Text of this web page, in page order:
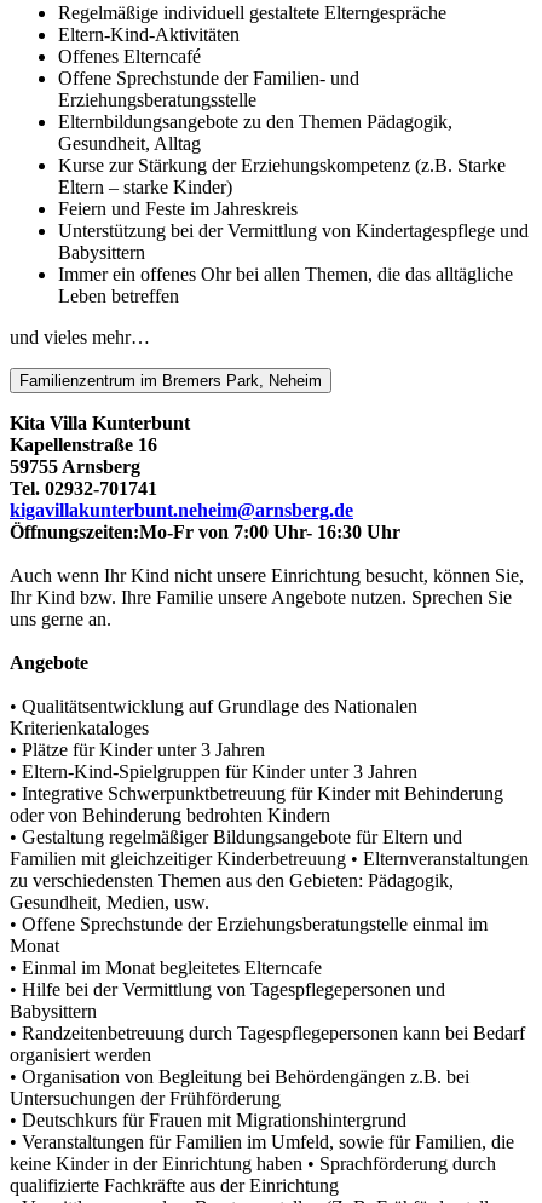
Regelmäßige individuell gestaltete Elterngespräche
Eltern-Kind-Aktivitäten
Offenes Elterncafé
Offene Sprechstunde der Familien- und
Erziehungsberatungsstelle
Elternbildungsangebote zu den Themen Pädagogik,
Gesundheit, Alltag
Kurse zur Stärkung der Erziehungskompetenz (z.B. Starke
Eltern – starke Kinder)
Feiern und Feste im Jahreskreis
Unterstützung bei der Vermittlung von Kindertagespflege und
Babysittern
Immer ein offenes Ohr bei allen Themen, die das alltägliche
Leben betreffen
und vieles mehr…
Familienzentrum im Bremers Park, Neheim
Kita Villa Kunterbunt
Kapellenstraße 16
59755 Arnsberg
Tel. 02932-701741
kigavillakunterbunt.neheim@​arnsberg.de
Öffnungszeiten:Mo-Fr von 7:00 Uhr- 16:30 Uhr
Auch wenn Ihr Kind nicht unsere Einrichtung besucht, können Sie,
Ihr Kind bzw. Ihre Familie unsere Angebote nutzen. Sprechen Sie
uns gerne an.
Angebote
• Qualitätsentwicklung auf Grundlage des Nationalen
Kriterienkataloges
• Plätze für Kinder unter 3 Jahren
• Eltern-Kind-Spielgruppen für Kinder unter 3 Jahren
• Integrative Schwerpunktbetreuung für Kinder mit Behinderung
oder von Behinderung bedrohten Kindern
• Gestaltung regelmäßiger Bildungsangebote für Eltern und
Familien mit gleichzeitiger Kinderbetreuung • Elternveranstaltungen
zu verschiedensten Themen aus den Gebieten: Pädagogik,
Gesundheit, Medien, usw.
• Offene Sprechstunde der Erziehungsberatungstelle einmal im
Monat
• Einmal im Monat begleitetes Elterncafe
• Hilfe bei der Vermittlung von Tagespflegepersonen und
Babysittern
• Randzeitenbetreuung durch Tagespflegepersonen kann bei Bedarf
organisiert werden
• Organisation von Begleitung bei Behördengängen z.B. bei
Untersuchungen der Frühförderung
• Deutschkurs für Frauen mit Migrationshintergrund
• Veranstaltungen für Familien im Umfeld, sowie für Familien, die
keine Kinder in der Einrichtung haben • Sprachförderung durch
qualifizierte Fachkräfte aus der Einrichtung